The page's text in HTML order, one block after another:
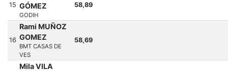
15 GÓMEZ
GODIH
58,89
16
Rami MUÑOZ
GOMEZ
BMT CASAS DE
VES
58,69
Mila VILA